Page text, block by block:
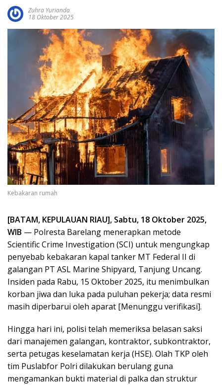
Zuhra Yurianda
18 Oktober 2025
Kebakaran rumah
[BATAM, KEPULAUAN RIAU], Sabtu, 18 Oktober 2025,
WIB — Polresta Barelang menerapkan metode
Scientific Crime Investigation (SCI) untuk mengungkap
penyebab kebakaran kapal tanker MT Federal II di
galangan PT ASL Marine Shipyard, Tanjung Uncang.
Insiden pada Rabu, 15 Oktober 2025, itu menimbulkan
korban jiwa dan luka pada puluhan pekerja; data resmi
masih diperbarui oleh aparat [Menunggu verifikasi].
Hingga hari ini, polisi telah memeriksa belasan saksi
dari manajemen galangan, kontraktor, subkontraktor,
serta petugas keselamatan kerja (HSE). Olah TKP oleh
tim Puslabfor Polri dilakukan berulang guna
mengamankan bukti material di palka dan struktur